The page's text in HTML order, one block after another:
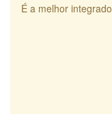
É a melhor